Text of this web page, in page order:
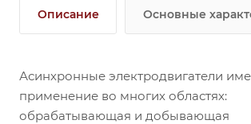
Описание Основные
Асинхронные электродвигатели
применение во многих областях:
обрабатывающая и добывающая